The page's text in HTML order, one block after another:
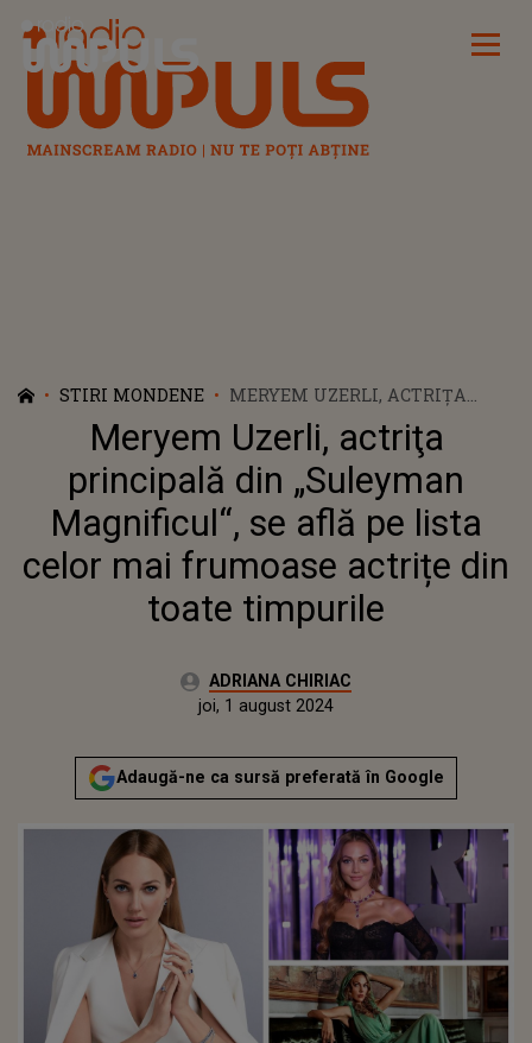
Radio Impuls
STIRI MONDENE
MERYEM UZERLI, ACTRIŢA
PRINCIPALĂ DIN „SULEYMAN
MAGNIFICUL“, SE AFLĂ PE
LISTA CELOR MAI FRUMOASE
ACTRIȚE DIN TOATE TIMPURILE
Meryem Uzerli, actriţa
principală din „Suleyman
Magnificul“, se află pe lista
celor mai frumoase actrițe din
toate timpurile
Autor:ADRIANA CHIRIAC
Actualizat:
joi, 1 august 2024
Adaugă-ne ca sursă preferată în Google